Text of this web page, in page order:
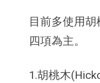
目前多使用
四項為主。
1.胡桃木